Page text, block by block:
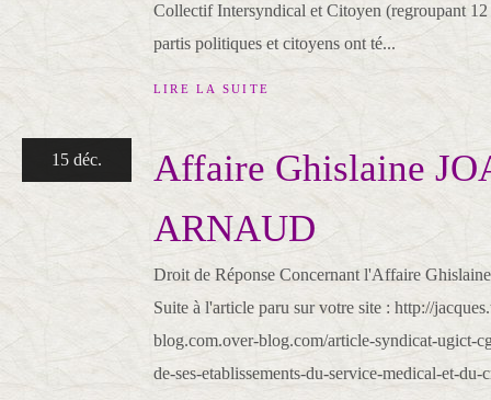
Collectif Intersyndical et Citoyen (regroupant 12
partis politiques et citoyens ont té...
LIRE LA SUITE
15 déc.
Affaire Ghislaine
ARNAUD
Droit de Réponse Concernant l'Affaire
Suite à l'article paru sur votre site : http://
blog.com.over-blog.com/article-syndicat-ugict-
de-ses-etablissements-du-service-medical-et-